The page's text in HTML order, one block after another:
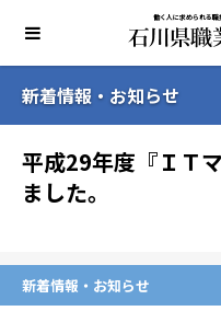
働く人に求められる
新着情報・お知らせ
平成29年度『ＩＴ
ました。
新着情報・お知らせ